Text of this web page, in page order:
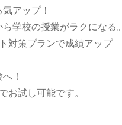
アップ！
ら学校の授業がラクになる。
対策プランで成績アップ
！
お試し可能です。